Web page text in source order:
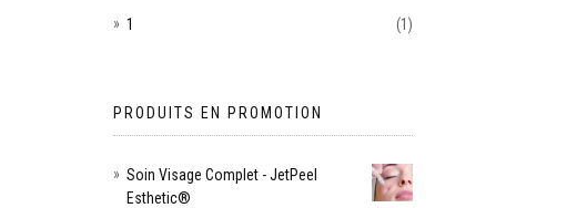
1 (1)
PRODUITS EN PROMOTION
Soin Visage Complet - JetPeel
Esthetic®